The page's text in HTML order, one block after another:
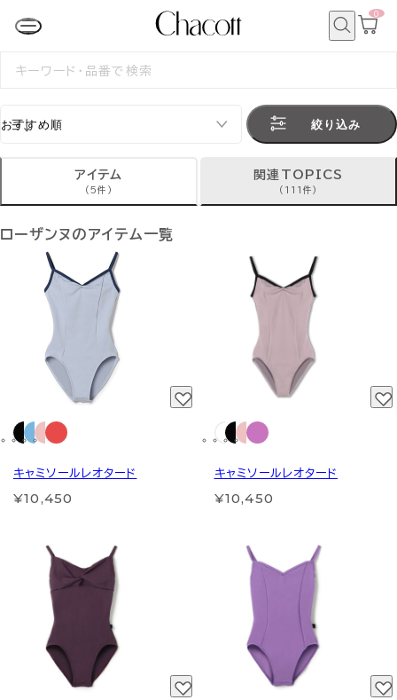
カ
0
検
絞り込み
アイテム
(5件)
関連TOPICS
(111件)
ローザンヌのアイテム一覧
キャミソールレオタード
¥10,450
キャミソールレオタード
¥10,450